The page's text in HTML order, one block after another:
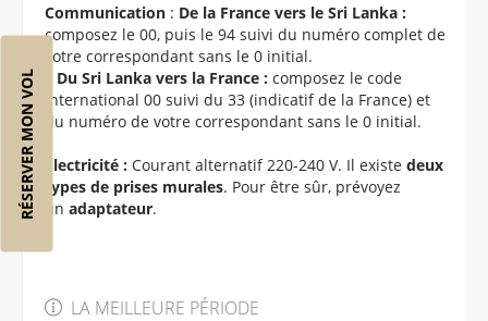
RÉSERVER MON VOL
Communication: De la France vers le Sri Lanka :
composez le 00, puis le 94 suivi du numéro complet de
votre correspondant sans le 0 initial.
Du Sri Lanka vers la France :composez le code
international 00 suivi du 33 (indicatif de la France) et
du numéro de votre correspondant sans le 0 initial.
Électricité :Courant alternatif 220-240 V. Il existe deux
types de prises murales. Pour être sûr, prévoyez
un adaptateur.
LA MEILLEURE PÉRIODE